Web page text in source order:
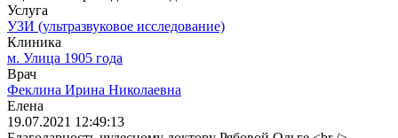
Услуга
УЗИ (ультразвуковое исследование)
Клиника
м. Улица 1905 года
Врач
Феклина Ирина Николаевна
Елена
19.07.2021 12:49:13